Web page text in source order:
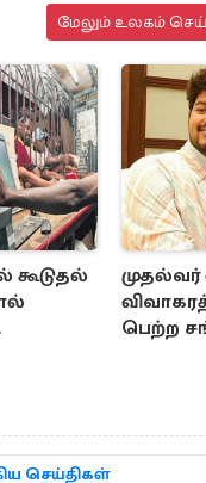
மேலும் உலகம்
கூடுதல்
பெற்ற
செய்திகள்